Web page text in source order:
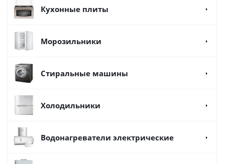
Кухонные плиты
Морозильники
Стиральные машины
Холодильники
Водонагреватели электрические